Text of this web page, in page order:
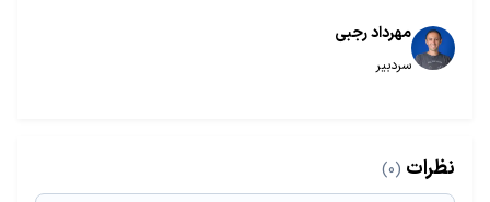
مهرداد رجبی
سردبیر
نظرات (0)